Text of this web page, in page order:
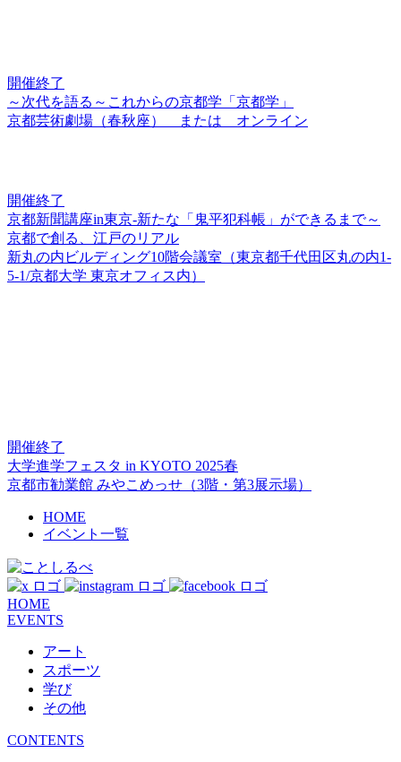
開催終了
～次代を語る～これからの京都学「京都学」
京都芸術劇場（春秋座） または オンライン
開催終了
京都新聞講座in東京-新たな「鬼平犯科帳」ができるまで～
京都で創る、江戸のリアル
新丸の内ビルディング10階会議室（東京都千代田区丸の内1-
5-1/京都大学 東京オフィス内）
開催終了
大学進学フェスタ in KYOTO 2025春
京都市勧業館 みやこめっせ（3階・第3展示場）
HOME
イベント一覧
HOME
EVENTS
アート
スポーツ
学び
その他
CONTENTS